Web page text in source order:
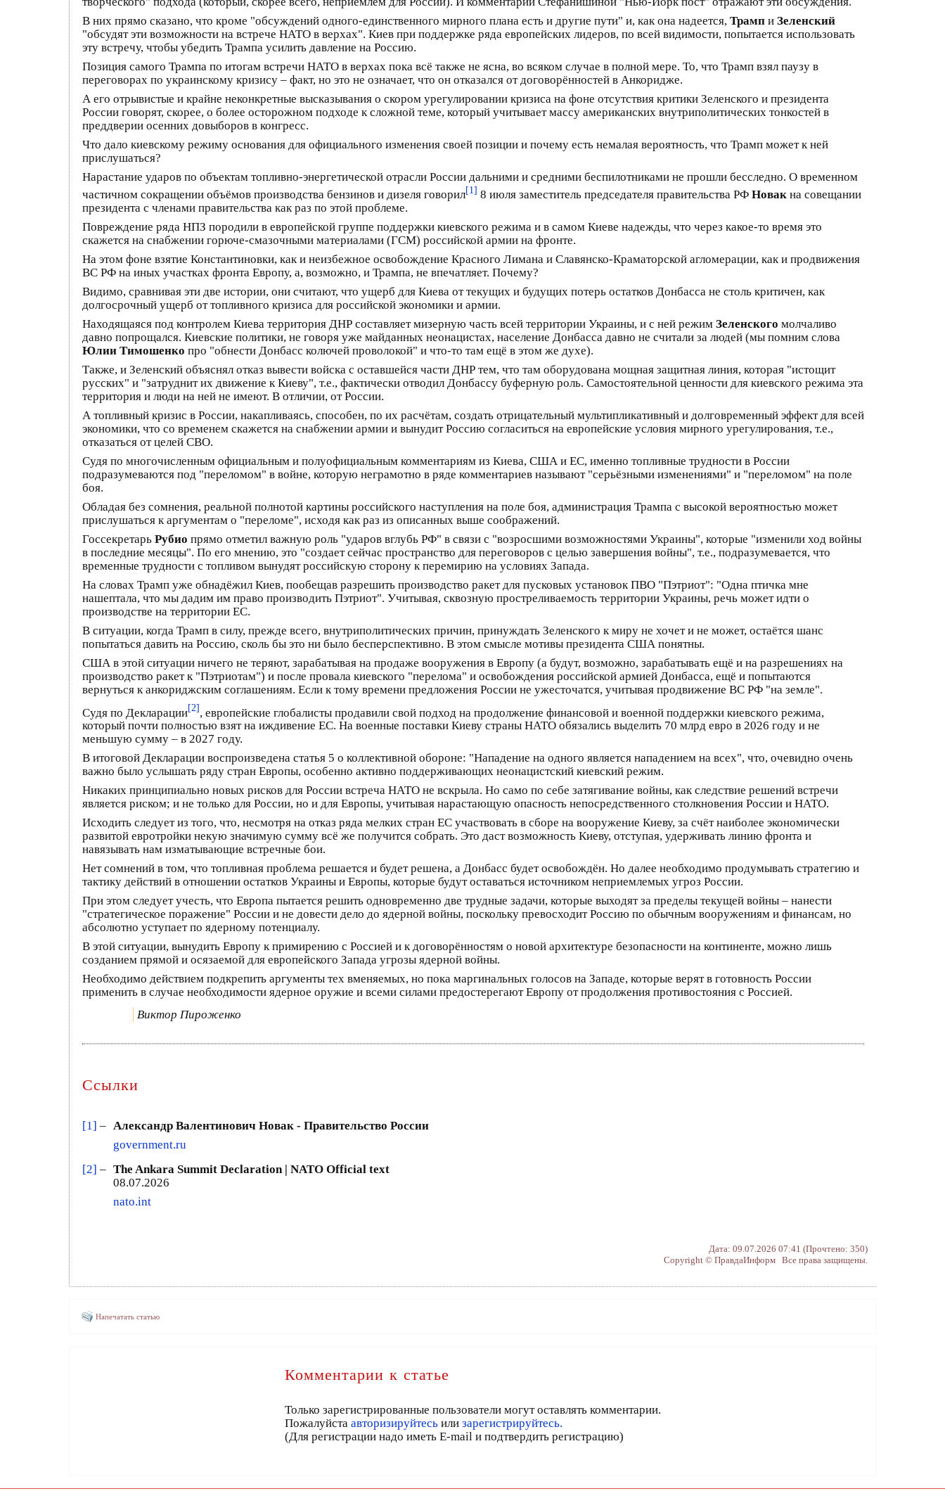
В них прямо сказано, что кроме "обсуждений одного-единственного мирного плана есть и другие пути" и, как она надеется, Трамп и Зеленский
"обсудят эти возможности на встрече НАТО в верхах". Киев при поддержке ряда европейских лидеров, по всей видимости, попытается использовать
эту встречу, чтобы убедить Трампа усилить давление на Россию.
Позиция самого Трампа по итогам встречи НАТО в верхах пока всё также не ясна, во всяком случае в полной мере. То, что Трамп взял паузу в
переговорах по украинскому кризису – факт, но это не означает, что он отказался от договорённостей в Анкоридже.
А его отрывистые и крайне неконкретные высказывания о скором урегулировании кризиса на фоне отсутствия критики Зеленского и президента
России говорят, скорее, о более осторожном подходе к сложной теме, который учитывает массу американских внутриполитических тонкостей в
преддверии осенних довыборов в конгресс.
Что дало киевскому режиму основания для официального изменения своей позиции и почему есть немалая вероятность, что Трамп может к ней
прислушаться?
Нарастание ударов по объектам топливно-энергетической отрасли России дальними и средними беспилотниками не прошли бесследно. О временном
частичном сокращении объёмов производства бензинов и дизеля говорил[1] 8 июля заместитель председателя правительства РФ Новак на совещании
президента с членами правительства как раз по этой проблеме.
Повреждение ряда НПЗ породили в европейской группе поддержки киевского режима и в самом Киеве надежды, что через какое-то время это
скажется на снабжении горюче-смазочными материалами (ГСМ) российской армии на фронте.
На этом фоне взятие Константиновки, как и неизбежное освобождение Красного Лимана и Славянско-Краматорской агломерации, как и продвижения
ВС РФ на иных участках фронта Европу, а, возможно, и Трампа, не впечатляет. Почему?
Видимо, сравнивая эти две истории, они считают, что ущерб для Киева от текущих и будущих потерь остатков Донбасса не столь критичен, как
долгосрочный ущерб от топливного кризиса для российской экономики и армии.
Находящаяся под контролем Киева территория ДНР составляет мизерную часть всей территории Украины, и с ней режим Зеленского молчаливо
давно попрощался. Киевские политики, не говоря уже майданных неонацистах, население Донбасса давно не считали за людей (мы помним слова
Юлии Тимошенко про "обнести Донбасс колючей проволокой" и что-то там ещё в этом же духе).
Также, и Зеленский объяснял отказ вывести войска с оставшейся части ДНР тем, что там оборудована мощная защитная линия, которая "истощит
русских" и "затруднит их движение к Киеву", т.е., фактически отводил Донбассу буферную роль. Самостоятельной ценности для киевского режима эта
территория и люди на ней не имеют. В отличии, от России.
А топливный кризис в России, накапливаясь, способен, по их расчётам, создать отрицательный мультипликативный и долговременный эффект для всей
экономики, что со временем скажется на снабжении армии и вынудит Россию согласиться на европейские условия мирного урегулирования, т.е.,
отказаться от целей СВО.
Судя по многочисленным официальным и полуофициальным комментариям из Киева, США и ЕС, именно топливные трудности в России
подразумеваются под "переломом" в войне, которую неграмотно в ряде комментариев называют "серьёзными изменениями" и "переломом" на поле
боя.
Обладая без сомнения, реальной полнотой картины российского наступления на поле боя, администрация Трампа с высокой вероятностью может
прислушаться к аргументам о "переломе", исходя как раз из описанных выше соображений.
Госсекретарь Рубио прямо отметил важную роль "ударов вглубь РФ" в связи с "возросшими возможностями Украины", которые "изменили ход войны
в последние месяцы". По его мнению, это "создает сейчас пространство для переговоров с целью завершения войны", т.е., подразумевается, что
временные трудности с топливом вынудят российскую сторону к перемирию на условиях Запада.
На словах Трамп уже обнадёжил Киев, пообещав разрешить производство ракет для пусковых установок ПВО "Пэтриот": "Одна птичка мне
нашептала, что мы дадим им право производить Пэтриот". Учитывая, сквозную простреливаемость территории Украины, речь может идти о
производстве на территории ЕС.
В ситуации, когда Трамп в силу, прежде всего, внутриполитических причин, принуждать Зеленского к миру не хочет и не может, остаётся шанс
попытаться давить на Россию, сколь бы это ни было бесперспективно. В этом смысле мотивы президента США понятны.
США в этой ситуации ничего не теряют, зарабатывая на продаже вооружения в Европу (а будут, возможно, зарабатывать ещё и на разрешениях на
производство ракет к "Пэтриотам") и после провала киевского "перелома" и освобождения российской армией Донбасса, ещё и попытаются
вернуться к анкориджским соглашениям. Если к тому времени предложения России не ужесточатся, учитывая продвижение ВС РФ "на земле".
Судя по Декларации[2], европейские глобалисты продавили свой подход на продолжение финансовой и военной поддержки киевского режима,
который почти полностью взят на иждивение ЕС. На военные поставки Киеву страны НАТО обязались выделить 70 млрд евро в 2026 году и не
меньшую сумму – в 2027 году.
В итоговой Декларации воспроизведена статья 5 о коллективной обороне: "Нападение на одного является нападением на всех", что, очевидно очень
важно было услышать ряду стран Европы, особенно активно поддерживающих неонацистский киевский режим.
Никаких принципиально новых рисков для России встреча НАТО не вскрыла. Но само по себе затягивание войны, как следствие решений встречи
является риском; и не только для России, но и для Европы, учитывая нарастающую опасность непосредственного столкновения России и НАТО.
Исходить следует из того, что, несмотря на отказ ряда мелких стран ЕС участвовать в сборе на вооружение Киеву, за счёт наиболее экономически
развитой евротройки некую значимую сумму всё же получится собрать. Это даст возможность Киеву, отступая, удерживать линию фронта и
навязывать нам изматывающие встречные бои.
Нет сомнений в том, что топливная проблема решается и будет решена, а Донбасс будет освобождён. Но далее необходимо продумывать стратегию и
тактику действий в отношении остатков Украины и Европы, которые будут оставаться источником неприемлемых угроз России.
При этом следует учесть, что Европа пытается решить одновременно две трудные задачи, которые выходят за пределы текущей войны – нанести
"стратегическое поражение" России и не довести дело до ядерной войны, поскольку превосходит Россию по обычным вооружениям и финансам, но
абсолютно уступает по ядерному потенциалу.
В этой ситуации, вынудить Европу к примирению с Россией и к договорённостям о новой архитектуре безопасности на континенте, можно лишь
созданием прямой и осязаемой для европейского Запада угрозы ядерной войны.
Необходимо действием подкрепить аргументы тех вменяемых, но пока маргинальных голосов на Западе, которые верят в готовность России
применить в случае необходимости ядерное оружие и всеми силами предостерегают Европу от продолжения противостояния с Россией.
Виктор Пироженко
Ссылки
[1] – Александр Валентинович Новак - Правительство России
government.ru
[2] – The Ankara Summit Declaration | NATO Official text
08.07.2026
nato.int
Дата: 09.07.2026 07:41 (Прочтено: 350)
Copyright © ПравдаИнформ Все права защищены.
Напечатать статью
Комментарии к статье
Только зарегистрированные пользователи могут оставлять комментарии.
Пожалуйста авторизируйтесь или зарегистрируйтесь.
(Для регистрации надо иметь E-mail и подтвердить регистрацию)